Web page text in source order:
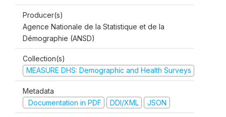
Producer(s)
Agence Nationale de la Statistique et de la
Démographie (ANSD)
Collection(s)
MEASURE DHS: Demographic and Health Surveys
Metadata
Documentation in PDF
DDI/XML JSON